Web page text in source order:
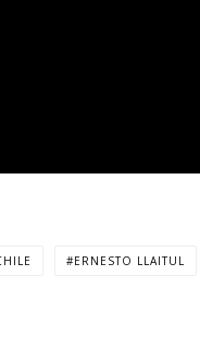
ERNESTO LLAITUL